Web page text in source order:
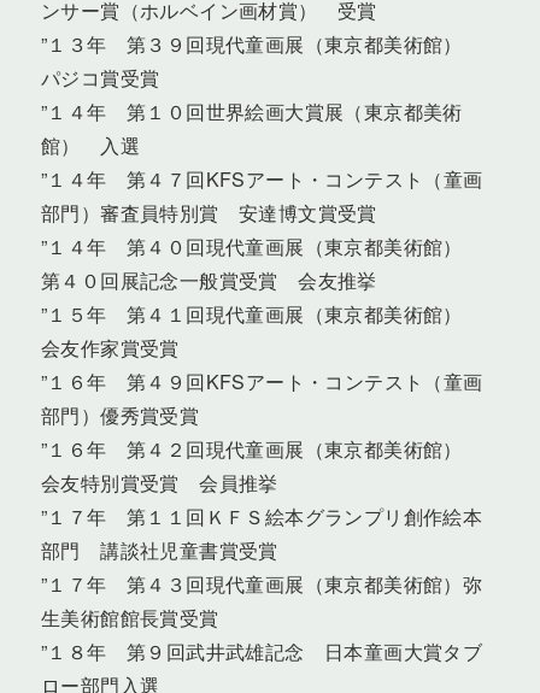
ンサー賞（ホルベイン画材賞） 受賞
”１３年 第３９回現代童画展（東京都美術館）
パジコ賞受賞
”１４年 第１０回世界絵画大賞展（東京都美術
館） 入選
”１４年 第４７回KFSアート・コンテスト（童画
部門）審査員特別賞 安達博文賞受賞
”１４年 第４０回現代童画展（東京都美術館）
第４０回展記念一般賞受賞 会友推挙
”１５年 第４１回現代童画展（東京都美術館）
会友作家賞受賞
”１６年 第４９回KFSアート・コンテスト（童画
部門）優秀賞受賞
”１６年 第４２回現代童画展（東京都美術館）
会友特別賞受賞 会員推挙
”１７年 第１１回ＫＦＳ絵本グランプリ創作絵本
部門 講談社児童書賞受賞
”１７年 第４３回現代童画展（東京都美術館）弥
生美術館館長賞受賞
”１８年 第９回武井武雄記念 日本童画大賞タブ
ロー部門入選